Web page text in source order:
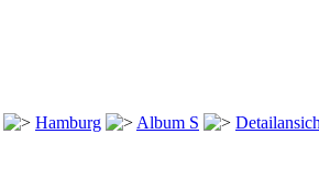
Hamburg Album S